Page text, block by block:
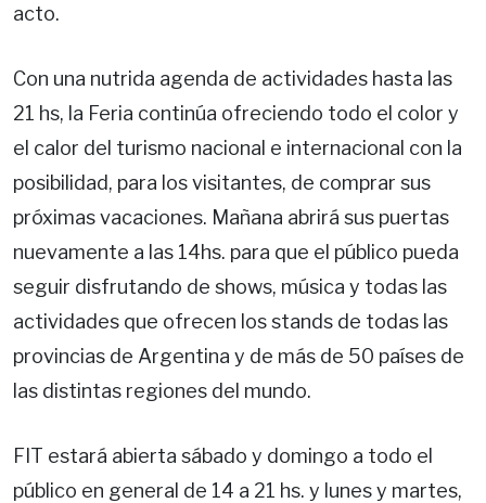
acto.
Con una nutrida agenda de actividades hasta las
21 hs, la Feria continúa ofreciendo todo el color y
el calor del turismo nacional e internacional con la
posibilidad, para los visitantes, de comprar sus
próximas vacaciones. Mañana abrirá sus puertas
nuevamente a las 14hs. para que el público pueda
seguir disfrutando de shows, música y todas las
actividades que ofrecen los stands de todas las
provincias de Argentina y de más de 50 países de
las distintas regiones del mundo.
FIT estará abierta sábado y domingo a todo el
público en general de 14 a 21 hs. y lunes y martes,